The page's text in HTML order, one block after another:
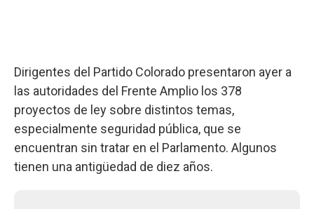
Dirigentes del Partido Colorado presentaron ayer a
las autoridades del Frente Amplio los 378
proyectos de ley sobre distintos temas,
especialmente seguridad pública, que se
encuentran sin tratar en el Parlamento. Algunos
tienen una antigüedad de diez años.